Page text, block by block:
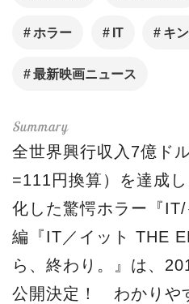
ホラー IT キ
最新映画ニュース
全世界興行収入7億ド
=111円換算）を達成
化した驚愕ホラー『
編『IT／イット THE
ら、終わり。』は、
公開決定！ わかりや